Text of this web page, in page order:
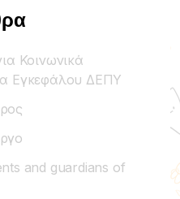
Κοινωνικά
Εγκεφάλου ΔΕΠΥ
and guardians of